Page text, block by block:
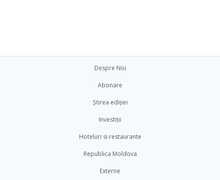
Despre Noi
Abonare
Știrea ediției
Investiții
Hoteluri si restaurante
Republica Moldova
Externe